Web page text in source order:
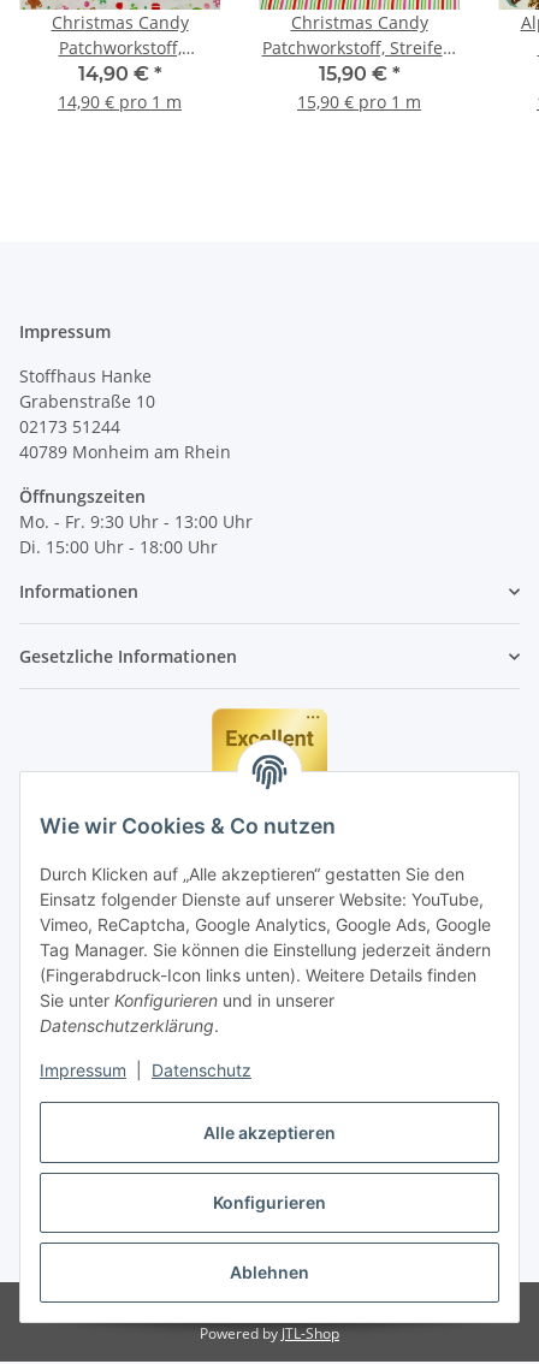
Alle akzeptieren
Konfigurieren
Ablehnen
Wie wir Cookies & Co nutzen
Durch Klicken auf „Alle akzeptieren“ gestatten Sie den
Einsatz folgender Dienste auf unserer Website: YouTube,
Vimeo, ReCaptcha, Google Analytics, Google Ads, Google
Tag Manager. Sie können die Einstellung jederzeit ändern
(Fingerabdruck-Icon links unten). Weitere Details finden
Sie unter Konfigurieren und in unserer
Datenschutzerklärung.
Impressum Datenschutz
Christmas Candy
Patchworkstoff,
Süßigkeiten, weiß, bunt
14,90 € *
14,90 € pro 1 m
Christmas Candy
Patchworkstoff, Streifen,
weiß, bunt
15,90 € *
15,90 € pro 1 m
Impressum
Stoffhaus Hanke
Grabenstraße 10
02173 51244
40789 Monheim am Rhein
Öffnungszeiten
Mo. - Fr. 9:30 Uhr - 13:00 Uhr
Di. 15:00 Uhr - 18:00 Uhr
Informationen
Gesetzliche Informationen
* Alle Preise inkl. gesetzlicher MwSt., zzgl.
Powered by JTL-Shop